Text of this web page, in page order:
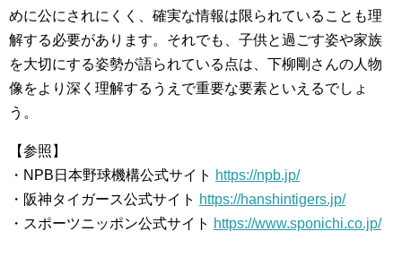
めに公にされにくく、確実な情報は限られていることも理
解する必要があります。それでも、子供と過ごす姿や家族
を大切にする姿勢が語られている点は、下柳剛さんの人物
像をより深く理解するうえで重要な要素といえるでしょ
う。
【参照】
・NPB日本野球機構公式サイト https://npb.jp/
・阪神タイガース公式サイト https://hanshintigers.jp/
・スポーツニッポン公式サイト https://www.sponichi.co.jp/